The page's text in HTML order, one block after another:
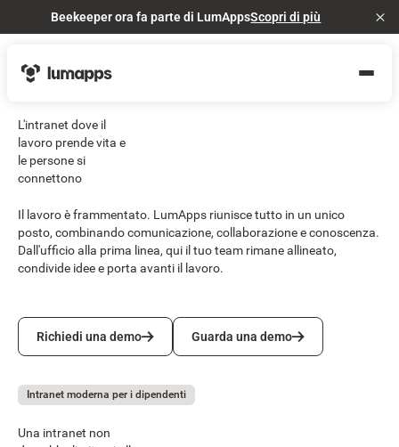
Beekeeper ora fa parte di LumAppsScopri di più
L'intranet dove il
lavoro prende vita e
le persone si
connettono
Il lavoro è frammentato. LumApps riunisce tutto in un unico
posto, combinando comunicazione, collaborazione e conoscenza.
Dall'ufficio alla prima linea, qui il tuo team rimane allineato,
condivide idee e porta avanti il lavoro.
Richiedi una demo
Richiedi una demo
Guarda una demo
Guarda una demo
Intranet moderna per i dipendenti
Una intranet non